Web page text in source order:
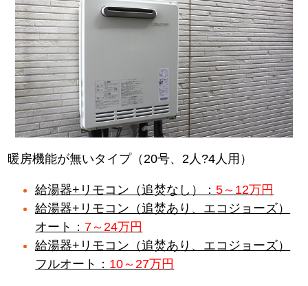
暖房機能が無いタイプ（20号、2人?4人用）
給湯器+リモコン（追焚なし）：5～12万円
給湯器+リモコン（追焚あり、エコジョーズ）
オート： 7～24万円
給湯器+リモコン（追焚あり、エコジョーズ）
フルオート： 10～27万円